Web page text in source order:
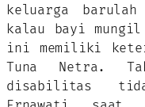
keluarga
kalau bayi
ini memiliki
Tuna Netra.
disabilitas